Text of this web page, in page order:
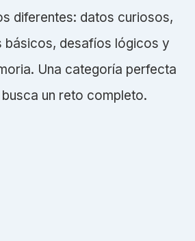
diferentes: datos curiosos,
básicos, desafíos lógicos y
Una categoría perfecta
un reto completo.